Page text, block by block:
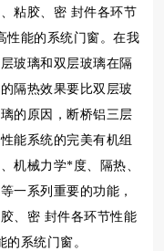
粘胶、密 封件各环节
性能的系统门窗。在我
玻璃和双层玻璃在隔
隔热效果要比双层玻
的原因，断桥铝三层
能系统的完美有机组
机械力学*度、隔热、
一系列重要的功能，
、密 封件各环节性能
系统门窗。